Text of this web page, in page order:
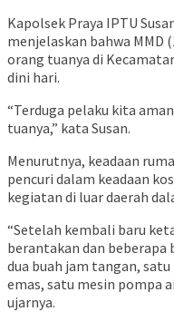
Kapolsek Praya IPTU
menjelaskan bahwa MMD
orang tuanya di
dini hari.
“Terduga pelaku kita
tuanya,” kata Susan.
Menurutnya, keadaan
pencuri dalam keadaan
kegiatan di luar daerah
“Setelah kembali baru
berantakan dan
dua buah jam tangan,
emas, satu mesin pompa
ujarnya.